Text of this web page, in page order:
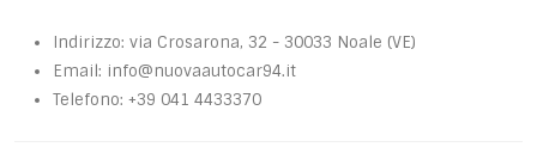
Indirizzo: via Crosarona, 32 - 30033 Noale (VE)
Email: info@nuovaautocar94.it
Telefono: +39 041 4433370